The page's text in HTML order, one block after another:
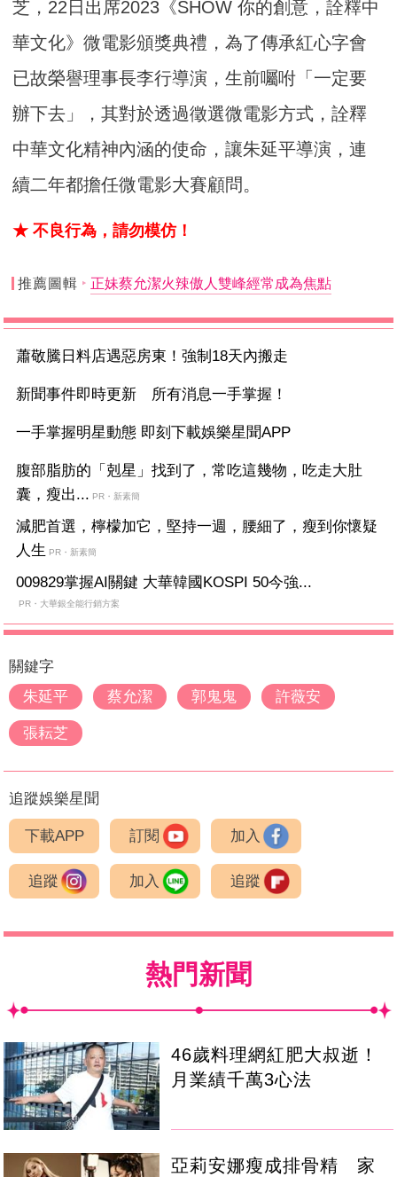
芝，22日出席2023《SHOW 你的創意，詮釋中
華文化》微電影頒獎典禮，為了傳承紅心字會
已故榮譽理事長李行導演，生前囑咐「一定要
辦下去」，其對於透過徵選微電影方式，詮釋
中華文化精神內涵的使命，讓朱延平導演，連
續二年都擔任微電影大賽顧問。
★ 不良行為，請勿模仿！
推薦圖輯 正妹蔡允潔火辣傲人雙峰經常成為焦點
蕭敬騰日料店遇惡房東！強制18天內搬走
新聞事件即時更新 所有消息一手掌握！
一手掌握明星動態 即刻下載娛樂星聞APP
腹部脂肪的「剋星」找到了，常吃這幾物，吃走大肚
囊，瘦出... PR・新素簡
減肥首選，檸檬加它，堅持一週，腰細了，瘦到你懷疑
人生 PR・新素簡
009829掌握AI關鍵 大華韓國KOSPI 50今強...
PR・大華銀全能行銷方案
關鍵字
朱延平
蔡允潔 郭鬼鬼 許薇安
張耘芝
追蹤娛樂星聞
下載APP 訂閱 加入
追蹤 加入 追蹤
熱門新聞
46歲料理網紅肥大叔逝！
月業績千萬3心法
亞莉安娜瘦成排骨精 家